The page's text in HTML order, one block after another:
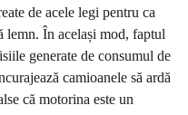
de acele legi pentru ca
lemn. În același mod, faptul
generate de consumul de
camioanele să ardă
că motorina este un